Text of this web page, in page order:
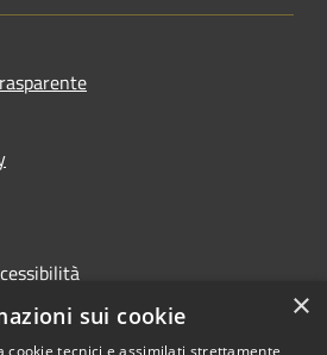
×
sui cookie
cookie tecnici e assimilati strettamente